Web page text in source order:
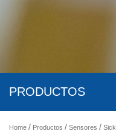
PRODUCTOS
Home Productos Sensores Sick